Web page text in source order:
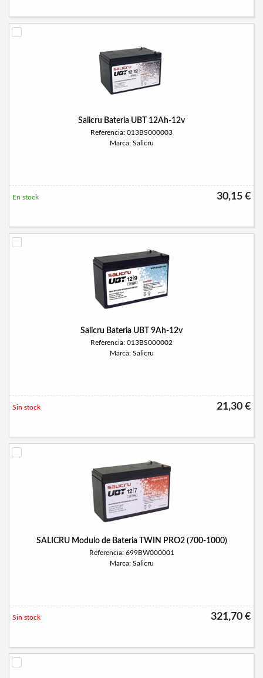
Salicru Bateria UBT 12Ah-12v
Referencia: 013BS000003
Marca: Salicru
30,15 €
En stock
Salicru Bateria UBT 9Ah-12v
Referencia: 013BS000002
Marca: Salicru
21,30 €
Sin stock
SALICRU Modulo de Bateria TWIN PRO2 (700-1000)
Referencia: 699BW000001
Marca: Salicru
321,70 €
Sin stock